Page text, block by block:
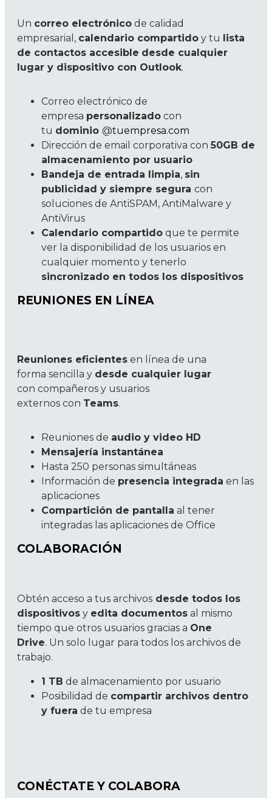
Un correo electrónico de calidad
empresarial, calendario compartido y tu lista
de contactos accesible desde cualquier
lugar y dispositivo con Outlook.
Correo electrónico de
empresa personalizado con
tu dominio @tuempresa.com
Dirección de email corporativa con 50GB de
almacenamiento por usuario
Bandeja de entrada limpia, sin
publicidad y siempre segura con
soluciones de AntiSPAM, AntiMalware y
AntiVirus
Calendario compartido que te permite
ver la disponibilidad de los usuarios en
cualquier momento y tenerlo
sincronizado en todos los dispositivos
REUNIONES EN LÍNEA
Reuniones eficientes en línea de una
forma sencilla y desde cualquier lugar
con compañeros y usuarios
externos con Teams.
Reuniones de audio y video HD
Mensajería instantánea
Hasta 250 personas simultáneas
Información de presencia integrada en las
aplicaciones
Compartición de pantalla al tener
integradas las aplicaciones de Office
COLABORACIÓN
Obtén acceso a tus archivos desde todos los
dispositivos y edita documentos al mismo
tiempo que otros usuarios gracias a One
Drive. Un solo lugar para todos los archivos de
trabajo.
1 TB de almacenamiento por usuario
Posibilidad de compartir archivos dentro
y fuera de tu empresa
CONÉCTATE Y COLABORA